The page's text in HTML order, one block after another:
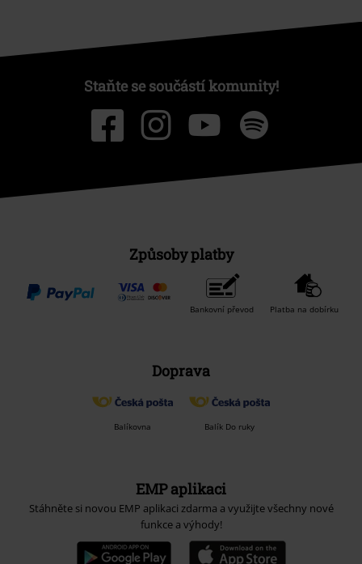
Staňte se součástí komunity!
Způsoby platby
Bankovní převod Platba na dobírku
Doprava
Balíkovna Balík Do ruky
EMP aplikaci
Stáhněte si novou EMP aplikaci zdarma a využijte všechny nové
funkce a výhody!